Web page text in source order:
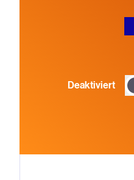
Deaktiviert